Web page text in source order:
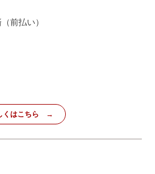
前払い）
くはこちら